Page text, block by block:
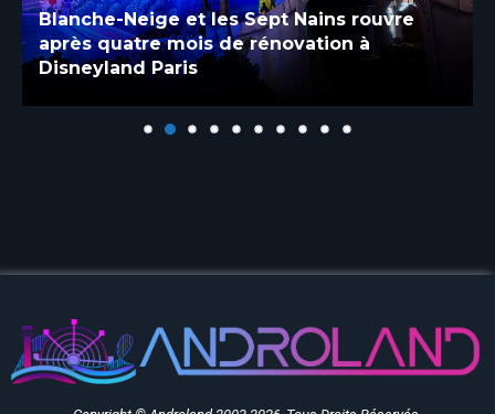
Blanche-Neige et les Sept Nains rouvre
après quatre mois de rénovation à
Disneyland Paris